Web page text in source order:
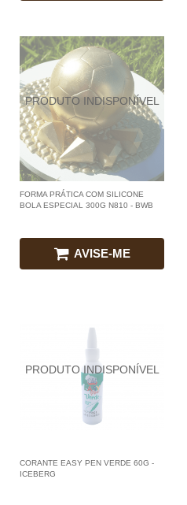
FORMA PRÁTICA COM SILICONE
BOLA ESPECIAL 300G N810 - BWB
AVISE-ME
CORANTE EASY PEN VERDE 60G -
ICEBERG